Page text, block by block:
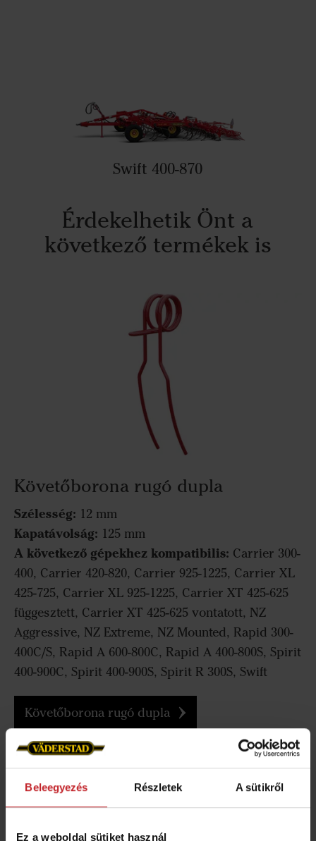
Beleegyezés Részletek A sütikről
Ez a weboldal sütiket használ
Swift 400-870
Érdekelhetik Önt a
következő termékek is
Követőborona rugó dupla
Szélesség: 12 mm
Kapatávolság: 125 mm
A következő gépekhez kompatibilis: Carrier 300-
400, Carrier 420-820, Carrier 925-1225, Carrier XL
425-725, Carrier XL 925-1225, Carrier XT 425-625
függesztett, Carrier XT 425-625 vontatott, NZ
Aggressive, NZ Extreme, NZ Mounted, Rapid 300-
400C/S, Rapid A 600-800C, Rapid A 400-800S, Spirit
400-900C, Spirit 400-900S, Spirit R 300S, Swift
Követőborona rugó dupla